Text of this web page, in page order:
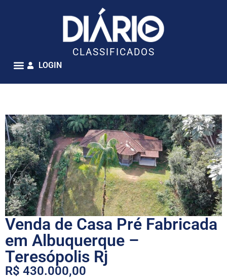
CLASSIFICADOS
LOGIN
Venda de Casa Pré Fabricada
em Albuquerque –
Teresópolis Rj
R$ 430.000,00